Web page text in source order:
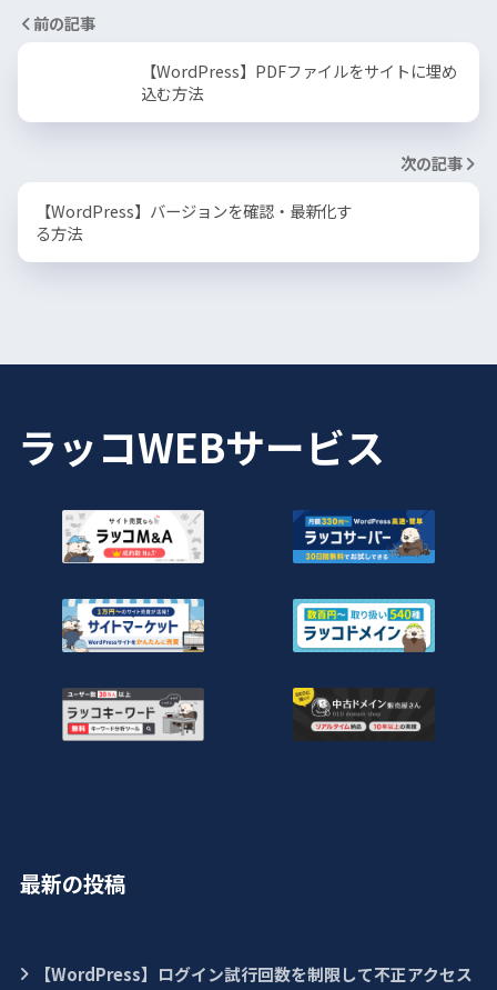
前の記事
【WordPress】PDFファイルをサイトに埋め
込む方法
次の記事
【WordPress】バージョンを確認・最新化す
る方法
ラッコWEBサービス
最新の投稿
【WordPress】ログイン試行回数を制限して不正アクセス